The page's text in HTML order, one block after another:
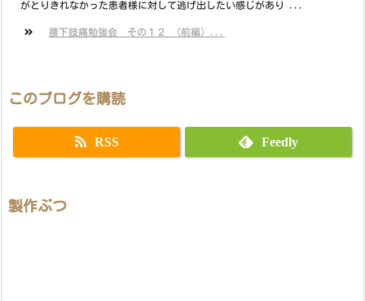
がとりきれなかった患者様に対して逃げ出したい感じがあり ...
腰下肢痛勉強会 その１２ （前編）...
このブログを購読
RSS Feedly
製作ぶつ